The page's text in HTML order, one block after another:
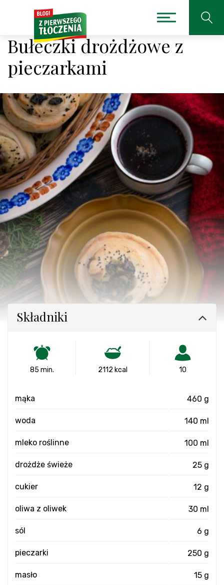
Bułeczki drożdżowe z
pieczarkami
Składniki
85 min. 2112 kcal 10
mąka 460 g
woda 140 ml
mleko roślinne 100 ml
drożdże świeże 25 g
cukier 12 g
oliwa z oliwek 30 ml
sól 6 g
pieczarki 250 g
masło 15 g